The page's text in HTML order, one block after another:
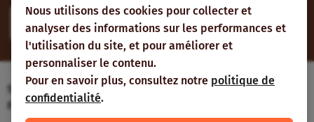
Nous utilisons des cookies pour collecter et
analyser des informations sur les performances et
l'utilisation du site, et pour améliorer et
personnaliser le contenu.
Pour en savoir plus, consultez notre politique de
confidentialité.
Site web réalisé avec le soutien de l’Agence
Française de Développement